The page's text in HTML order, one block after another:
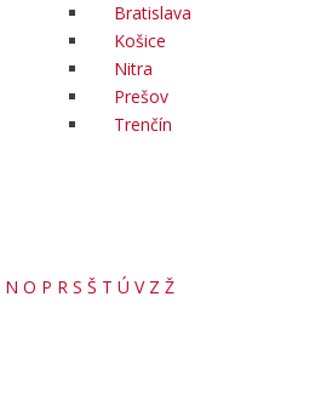
Bratislava
Košice
Nitra
Prešov
Trenčín
N O P R S Š T Ú V Z Ž